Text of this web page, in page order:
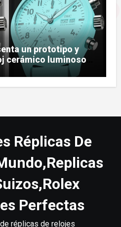
un prototipo y
cerámico luminoso
Réplicas De
Perfectas
réplicas de relojes